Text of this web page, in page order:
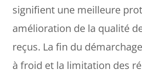
signifient une meilleure
amélioration de la qualité
reçus. La fin du
à froid et la limitation des